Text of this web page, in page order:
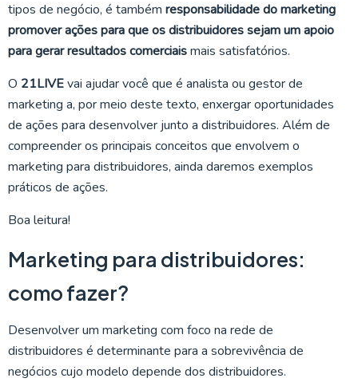
tipos de negócio, é também responsabilidade do marketing
promover ações para que os distribuidores sejam um apoio
para gerar resultados comerciaismais satisfatórios.
O 21LIVEvai ajudar você que é analista ou gestor de
marketing a, por meio deste texto, enxergar oportunidades
de ações para desenvolver junto a distribuidores. Além de
compreender os principais conceitos que envolvem o
marketing para distribuidores, ainda daremos exemplos
práticos de ações.
Boa leitura!
Marketing para distribuidores:
como fazer?
Desenvolver um marketing com foco na rede de
distribuidores é determinante para a sobrevivência de
negócios cujo modelo depende dos distribuidores.